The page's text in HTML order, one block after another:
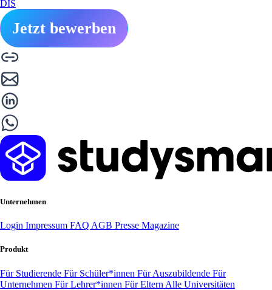
DIS
Jetzt bewerben
Unternehmen
Login Impressum FAQ AGB Presse Magazine
Produkt
Für Studierende Für Schüler*innen Für Auszubildende Für
Unternehmen Für Lehrer*innen Für Eltern Alle Universitäten